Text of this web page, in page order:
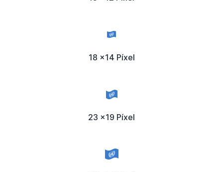
18 x14 Píxel
23 x19 Píxel